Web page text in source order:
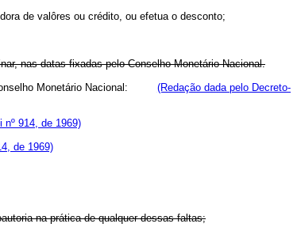
de valôres ou crédito, ou efetua o desconto;
nas datas fixadas pelo Conselho Monetário Nacional.
Conselho Monetário Nacional: (Redação dada pelo Decreto-
nº 914, de 1969)
de 1969)
na prática de qualquer dessas faltas;